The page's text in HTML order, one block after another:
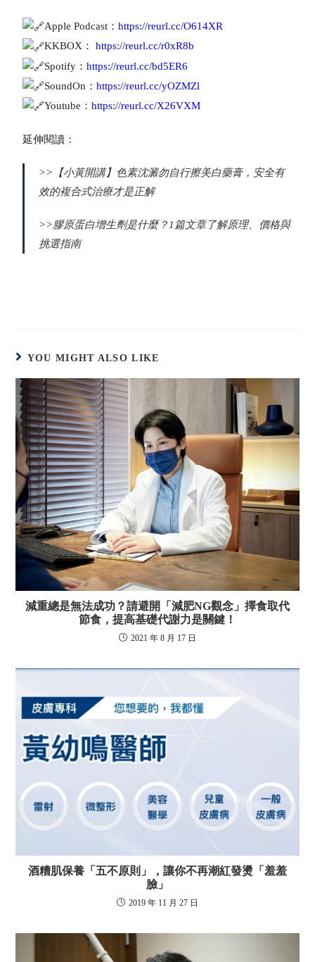
Apple Podcast：https://reurl.cc/O614XR
KKBOX：https://reurl.cc/r0xR8b
Spotify：https://reurl.cc/bd5ER6
SoundOn：https://reurl.cc/yOZMZl
Youtube：https://reurl.cc/X26VXM
延伸閱讀：
>> 【小黃開講】色素沈澱勿自行擦美白藥膏，安全有
效的複合式治療才是正解
>>膠原蛋白增生劑是什麼？1篇文章了解原理、價格與
挑選指南
YOU MIGHT ALSO LIKE
減重總是無法成功？請避開「減肥NG觀念」擇食取代
節食，提高基礎代謝力是關鍵！
2021 年 8 月 17 日
酒糟肌保養「五不原則」，讓你不再潮紅發燙「羞羞
臉」
2019 年 11 月 27 日